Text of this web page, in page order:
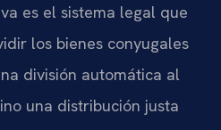
es el sistema legal que
los bienes conyugales
división automática al
una distribución justa